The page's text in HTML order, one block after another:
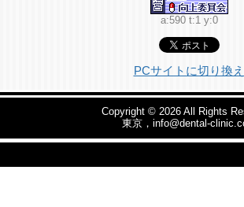
a:590 t:1 y:0
PCサイトに切り換え
Copyright © 2026 All Rights
東京，info@dental-